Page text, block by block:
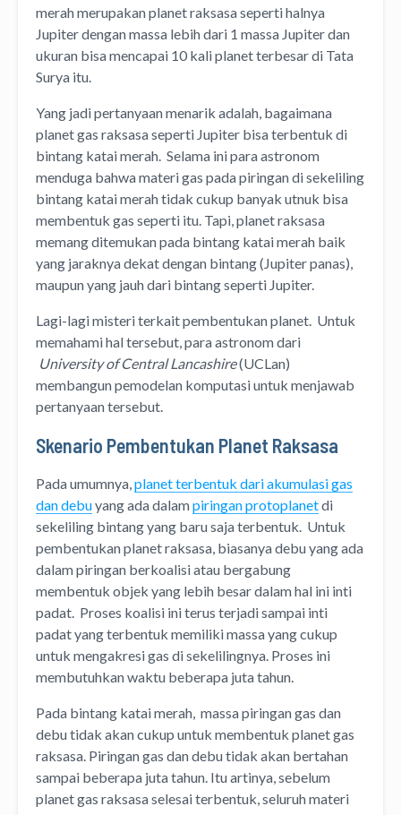
merah merupakan planet raksasa seperti halnya
Jupiter dengan massa lebih dari 1 massa Jupiter dan
ukuran bisa mencapai 10 kali planet terbesar di Tata
Surya itu.
Yang jadi pertanyaan menarik adalah, bagaimana
planet gas raksasa seperti Jupiter bisa terbentuk di
bintang katai merah. Selama ini para astronom
menduga bahwa materi gas pada piringan di sekeliling
bintang katai merah tidak cukup banyak utnuk bisa
membentuk gas seperti itu. Tapi, planet raksasa
memang ditemukan pada bintang katai merah baik
yang jaraknya dekat dengan bintang (Jupiter panas),
maupun yang jauh dari bintang seperti Jupiter.
Lagi-lagi misteri terkait pembentukan planet. Untuk
memahami hal tersebut, para astronom dari
University of Central Lancashire(UCLan)
membangun pemodelan komputasi untuk menjawab
pertanyaan tersebut.
Skenario Pembentukan Planet Raksasa
Pada umumnya, planet terbentuk dari akumulasi gas
dan debuyang ada dalampiringan protoplanetdi
sekeliling bintang yang baru saja terbentuk. Untuk
pembentukan planet raksasa, biasanya debu yang ada
dalam piringan berkoalisi atau bergabung
membentuk objek yang lebih besar dalam hal ini inti
padat. Proses koalisi ini terus terjadi sampai inti
padat yang terbentuk memiliki massa yang cukup
untuk mengakresi gas di sekelilingnya. Proses ini
membutuhkan waktu beberapa juta tahun.
Pada bintang katai merah, massa piringan gas dan
debu tidak akan cukup untuk membentuk planet gas
raksasa. Piringan gas dan debu tidak akan bertahan
sampai beberapa juta tahun. Itu artinya, sebelum
planet gas raksasa selesai terbentuk, seluruh materi